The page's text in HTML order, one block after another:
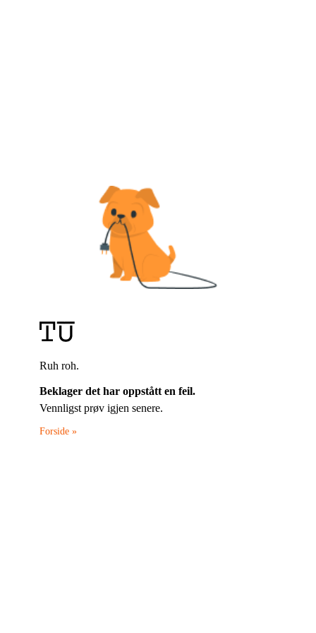
Ruh roh.
Beklager det har oppstått en feil.
Vennligst prøv igjen senere.
Forside »